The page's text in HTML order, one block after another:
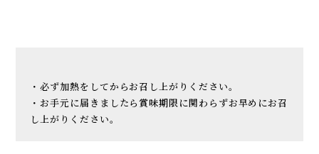
・必ず加熱をしてからお召し上がりください。
・お手元に届きましたら賞味期限に関わらずお早めにお召
し上がりください。